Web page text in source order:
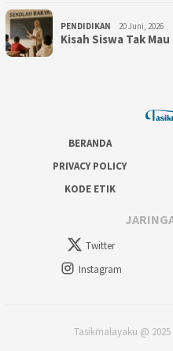
PENDIDIKAN 20 Juni, 2026
Kisah Siswa Tak
BERANDA
PRIVACY POLICY
KODE ETIK
Twitter
Instagram
Tasikmalayaku @